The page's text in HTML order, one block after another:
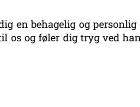
en behagelig og
os og føler dig tryg ved